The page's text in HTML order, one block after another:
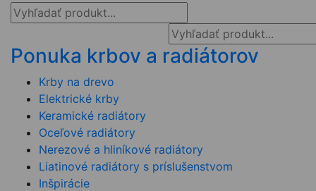
Ponuka krbov a radiátorov
Krby na drevo
Elektrické krby
Keramické radiátory
Oceľové radiátory
Nerezové a hliníkové radiátory
Liatinové radiátory s príslušenstvom
Inšpirácie